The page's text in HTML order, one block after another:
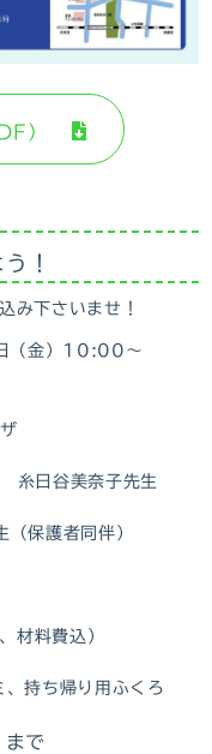
）
！
み下さいませ！
金）10:00～
糸日谷美奈子先生
保護者同伴）
材料費込）
持ち帰り用ふくろ
で